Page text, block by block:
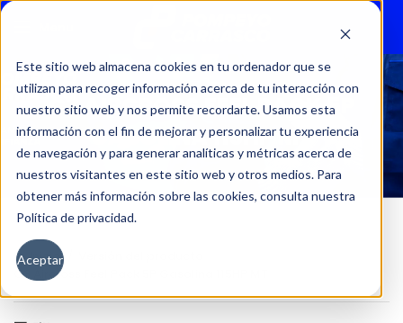
Este sitio web almacena cookies en tu ordenador que se
utilizan para recoger información acerca de tu interacción con
nuestro sitio web y nos permite recordarte. Usamos esta
información con el fin de mejorar y personalizar tu experiencia
de navegación y para generar analíticas y métricas acerca de
nuestros visitantes en este sitio web y otros medios. Para
obtener más información sobre las cookies, consulta nuestra
Política de privacidad.
Aceptar
C3 AIRCROSS FEEL PACK 5P
GASOLINA 115HP MT
Inicio
C3 Aircross Feel Pack 5P Gasolina 115HP MT